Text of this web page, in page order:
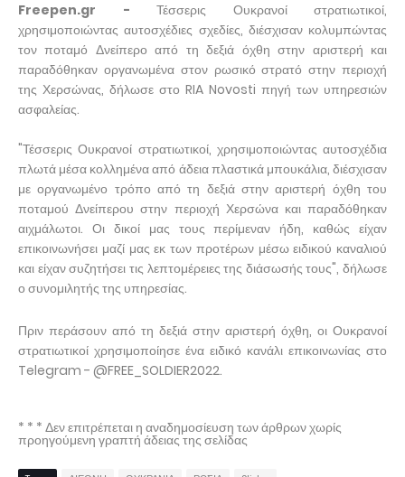
Freepen.gr - Τέσσερις Ουκρανοί στρατιωτικοί,
χρησιμοποιώντας αυτοσχέδιες σχεδίες, διέσχισαν κολυμπώντας
τον ποταμό Δνείπερο από τη δεξιά όχθη στην αριστερή και
παραδόθηκαν οργανωμένα στον ρωσικό στρατό στην περιοχή
της Χερσώνας, δήλωσε στο RIA Novosti πηγή των υπηρεσιών
ασφαλείας.
"Τέσσερις Ουκρανοί στρατιωτικοί, χρησιμοποιώντας αυτοσχέδια
πλωτά μέσα κολλημένα από άδεια πλαστικά μπουκάλια, διέσχισαν
με οργανωμένο τρόπο από τη δεξιά στην αριστερή όχθη του
ποταμού Δνείπερου στην περιοχή Χερσώνα και παραδόθηκαν
αιχμάλωτοι. Οι δικοί μας τους περίμεναν ήδη, καθώς είχαν
επικοινωνήσει μαζί μας εκ των προτέρων μέσω ειδικού καναλιού
και είχαν συζητήσει τις λεπτομέρειες της διάσωσής τους", δήλωσε
ο συνομιλητής της υπηρεσίας.
Πριν περάσουν από τη δεξιά στην αριστερή όχθη, οι Ουκρανοί
στρατιωτικοί χρησιμοποίησε ένα ειδικό κανάλι επικοινωνίας στο
Telegram - @FREE_SOLDIER2022.
* * * Δεν επιτρέπεται η αναδημοσίευση των άρθρων χωρίς
προηγούμενη γραπτή άδειας της σελίδας